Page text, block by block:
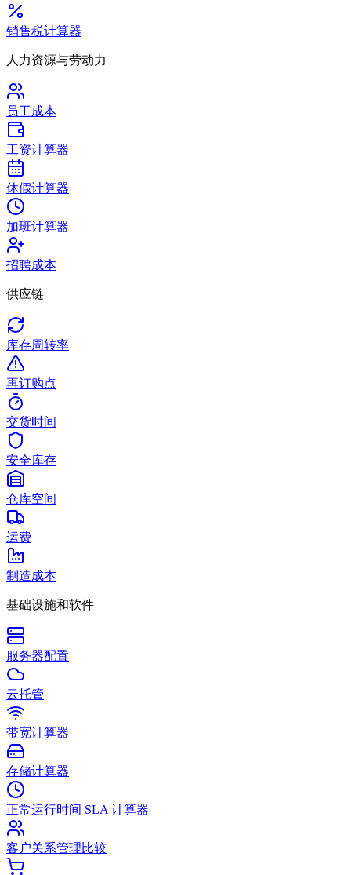
销售税计算器
人力资源与劳动力
员工成本
工资计算器
休假计算器
加班计算器
招聘成本
供应链
库存周转率
再订购点
交货时间
安全库存
仓库空间
运费
制造成本
基础设施和软件
服务器配置
云托管
带宽计算器
存储计算器
正常运行时间 SLA 计算器
客户关系管理比较